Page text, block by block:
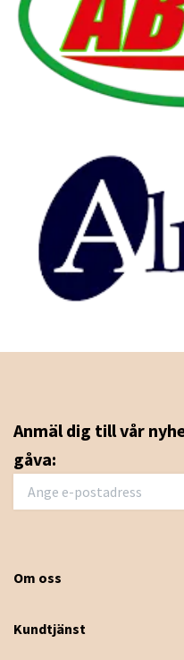
Anmäl dig till vår
gåva:
Om oss
Kundtjänst